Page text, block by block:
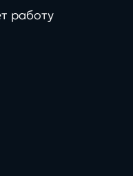
чек-
работу